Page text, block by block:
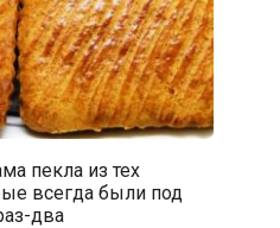
пекла из тех
всегда были под
два